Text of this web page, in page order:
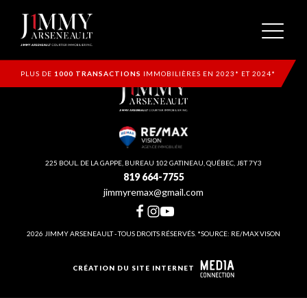
PLUS DE 1000 TRANSACTIONS IMMOBILIÈRES EN 2023* ET 2024*
225 BOUL. DE LA GAPPE, BUREAU 102 GATINEAU, QUÉBEC, J8T 7Y3
819 664-7755
jimmyremax@gmail.com
2026 JIMMY ARSENEAULT - TOUS DROITS RÉSERVÉS. *SOURCE: RE/MAX VISON
CRÉATION DU SITE INTERNET